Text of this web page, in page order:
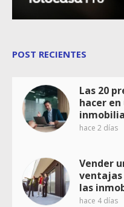
POST RECIENTES
Las 20
hacer
hace 2 días
Vender
ventajas
las
hace 4 días